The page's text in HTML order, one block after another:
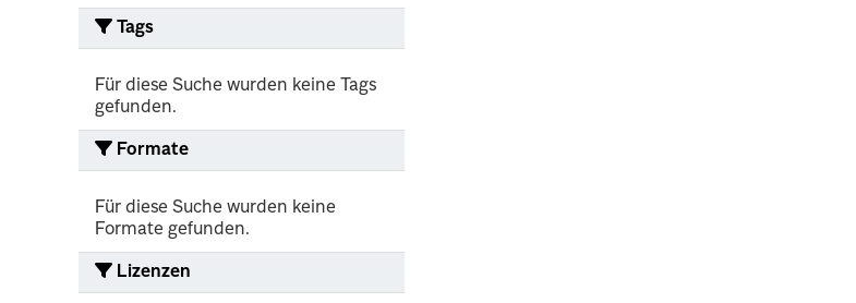
Tags
Für diese Suche wurden keine Tags
gefunden.
Formate
Für diese Suche wurden keine
Formate gefunden.
Lizenzen